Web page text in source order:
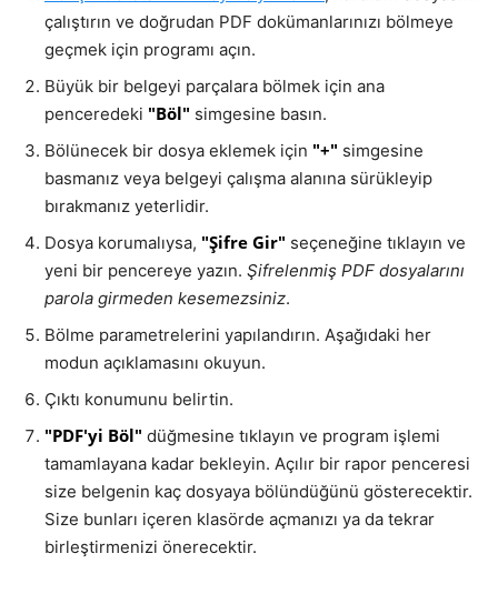
çalıştırın ve doğrudan PDF dokümanlarınızı bölmeye
geçmek için programı açın.
Büyük bir belgeyi parçalara bölmek için ana
penceredeki "Böl" simgesine basın.
Bölünecek bir dosya eklemek için "+" simgesine
basmanız veya belgeyi çalışma alanına sürükleyip
bırakmanız yeterlidir.
Dosya korumalıysa, "Şifre Gir" seçeneğine tıklayın ve
yeni bir pencereye yazın. Şifrelenmiş PDF dosyalarını
parola girmeden kesemezsiniz.
Bölme parametrelerini yapılandırın. Aşağıdaki her
modun açıklamasını okuyun.
Çıktı konumunu belirtin.
"PDF'yi Böl" düğmesine tıklayın ve program işlemi
tamamlayana kadar bekleyin. Açılır bir rapor penceresi
size belgenin kaç dosyaya bölündüğünü gösterecektir.
Size bunları içeren klasörde açmanızı ya da tekrar
birleştirmenizi önerecektir.